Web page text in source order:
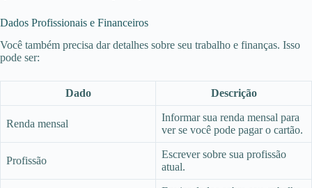
Dados Profissionais e Financeiros
Você também precisa dar detalhes sobre seu trabalho e finanças. Isso
pode ser:
Dado Descrição
Renda mensal
Informar sua renda mensal para
ver se você pode pagar o cartão.
Profissão
Escrever sobre sua profissão
atual.